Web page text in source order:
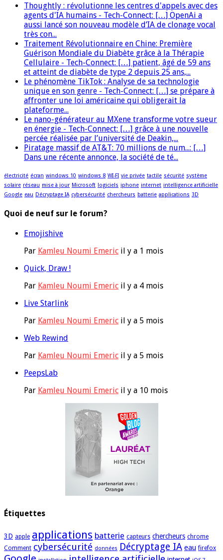
Thoughtly : révolutionne les centres d'appels avec des
agents d'IA humains - Tech-Connect: […] OpenAi a
aussi lancé son nouveau modèle d’IA de clonage vocal
très con...
Traitement Révolutionnaire en Chine: Première
Guérison Mondiale du Diabète grâce à la Thérapie
Cellulaire - Tech-Connect: […] patient, âgé de 59 ans
et atteint de diabète de type 2 depuis 25 ans,...
Le phénomène TikTok : Analyse de sa technologie
unique en son genre - Tech-Connect: […] se prépare à
affronter une loi américaine qui obligerait la
plateforme...
Le nano-générateur au MXene transforme votre sueur
en énergie - Tech-Connect: […] grâce à une nouvelle
percée réalisée par l’université de Deakin,...
Piratage massif de AT&T: 70 millions de num...: […]
Dans une récente annonce, la société de té...
électricité écran windows 10 windows 8 WI-FI vie privée tactile sécurité système
solaire réseau mise à jour Microsoft logiciels iphone internet intelligence artificielle
Google eau Décryptage IA cybersécurité chercheurs batterie applications 3D
Quoi de neuf sur le forum?
Emojishive
Par Kamleu Noumi Emeric il y a 1 mois
Quick, Draw !
Par Kamleu Noumi Emeric il y a 4 mois
Live Starlink
Par Kamleu Noumi Emeric il y a 5 mois
Web Rewind
Par Kamleu Noumi Emeric il y a 5 mois
PeepsLab
Par Kamleu Noumi Emeric il y a 10 mois
Étiquettes
3D apple applications batterie capteurs chercheurs chrome
Comment cybersécurité données Décryptage IA eau firefox